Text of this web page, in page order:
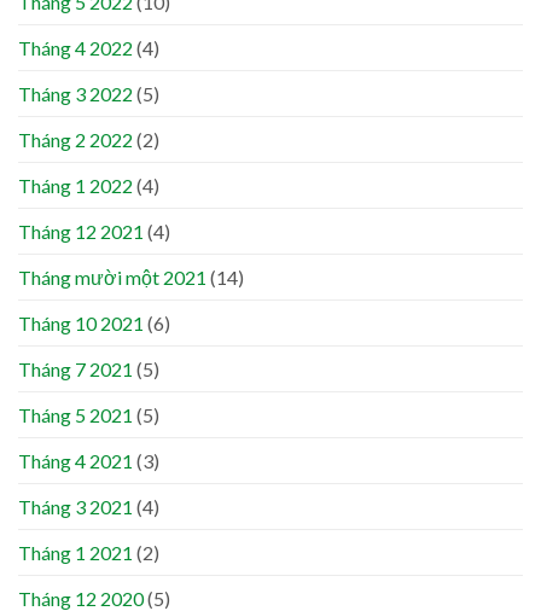
Tháng 4 2022 (4)
Tháng 3 2022 (5)
Tháng 2 2022 (2)
Tháng 1 2022 (4)
Tháng 12 2021 (4)
Tháng mười một 2021 (14)
Tháng 10 2021 (6)
Tháng 7 2021 (5)
Tháng 5 2021 (5)
Tháng 4 2021 (3)
Tháng 3 2021 (4)
Tháng 1 2021 (2)
Tháng 12 2020(5)